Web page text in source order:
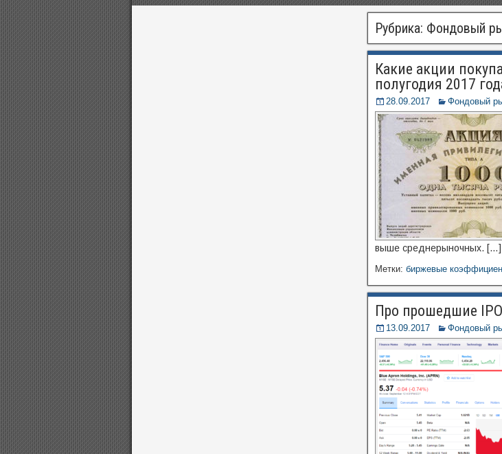
Рубрика: Фондовый
Какие акции
полугодия 2017
28.09.2017 Фондовый
выше среднерыночных. […]
Метки: биржевые
Про прошедшие IPO
13.09.2017 Фондовый